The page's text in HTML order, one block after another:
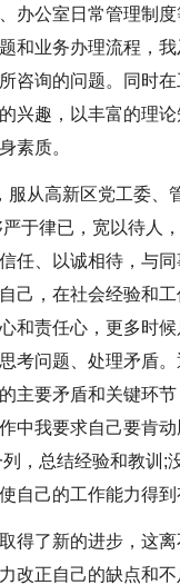
办公室日常管理制
和业务办理流程，
咨询的问题。同时
兴趣，以丰富的理
素质。
从高新区党工委、
于律已，宽以待人
任、以诚相待，与
己，在社会经验和
和责任心，更多时
考问题、处理矛盾
主要矛盾和关键环
中我要求自己要肯
，总结经验和教训;
自己的工作能力得到
了新的进步，这离
改正自己的缺点和